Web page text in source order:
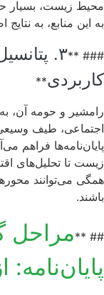
محیط زیست، بسیار
به این منابع، به
### **
۳.
کاربردی**
رامشیر و حومه آن،
اجتماعی، طیف
پایان‌نامه‌ها فراهم
زیست تا تحلیل‌های
همگی می‌توانند
باشند.
## **مراحل
پایان‌نامه: